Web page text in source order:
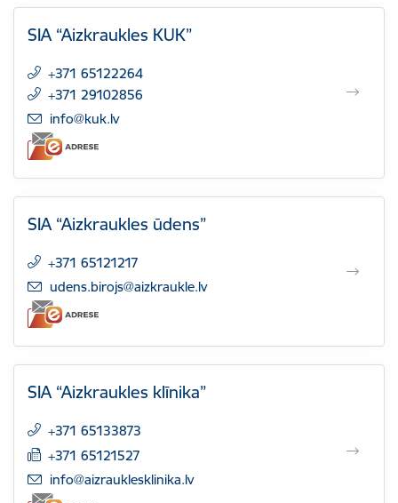
SIA “Aizkraukles KUK”
+371 65122264
+371 29102856
E-pasts:
info@kuk.lv
SIA “Aizkraukles ūdens”
+371 65121217
E-pasts:
udens.birojs@aizkraukle.lv
SIA “Aizkraukles klīnika”
+371 65133873
+371 65121527
E-pasts:
info@aizrauklesklinika.lv